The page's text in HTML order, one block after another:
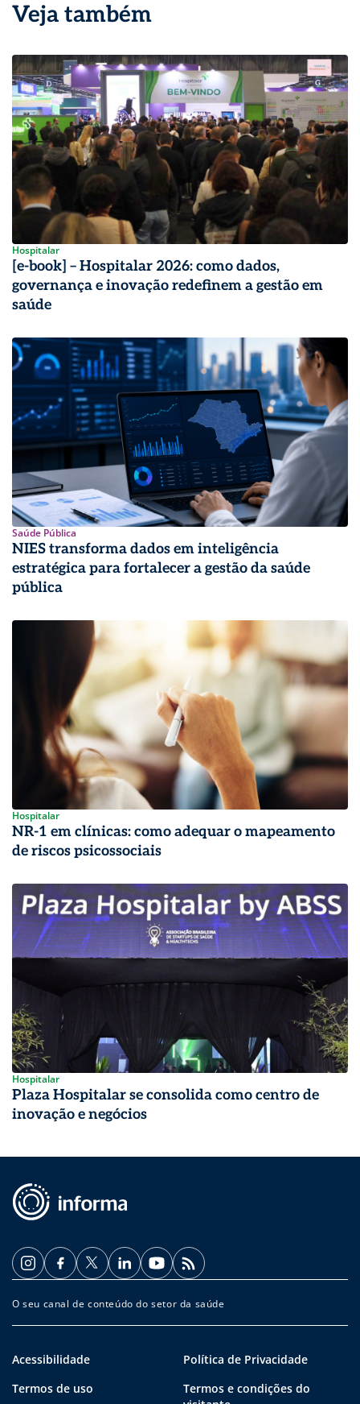
Veja também
Hospitalar
[e-book] – Hospitalar 2026: como dados,
governança e inovação redefinem a gestão em
saúde
Saúde Pública
NIES transforma dados em inteligência
estratégica para fortalecer a gestão da saúde
pública
Hospitalar
NR-1 em clínicas: como adequar o mapeamento
de riscos psicossociais
Hospitalar
Plaza Hospitalar se consolida como centro de
inovação e negócios
O seu canal de conteúdo do setor da saúde
Acessibilidade
Política de Privacidade
Termos de uso
Termos e condições do